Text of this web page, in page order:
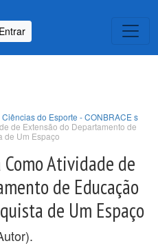
Entrar
do Esporte - CONBRACE s
de Extensão do Departamento de
de Um Espaço
Atividade de
de Educação
de Um Espaço